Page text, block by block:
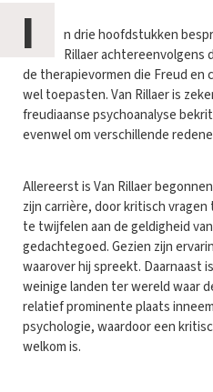
I
n drie hoofdstukken
Rillaer achtereenvolgens
de therapievormen die Freud
wel toepasten. Van Rillaer is
freudiaanse psychoanalyse
evenwel om verschillende
Allereerst is Van Rillaer
zijn carrière, door kritisch
te twijfelen aan de geldigheid
gedachtegoed. Gezien zijn
waarover hij spreekt. Daarnaast
weinige landen ter wereld waar
relatief prominente plaats
psychologie, waardoor een
welkom is.